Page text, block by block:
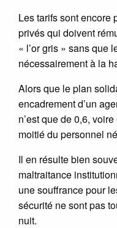
Les tarifs sont encore
privés qui doivent
« l’or gris » sans que
nécessairement à la
Alors que le plan
encadrement d’un
n’est que de 0,6,
moitié du personnel
Il en résulte bien
maltraitance
une souffrance pour
sécurité ne sont pas
nuit.